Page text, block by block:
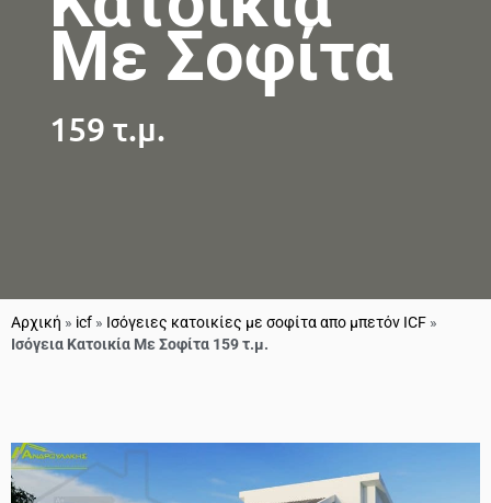
Με Σοφίτα
159 τ.μ.
Αρχική » icf » Ισόγειες κατοικίες με σοφίτα απο μπετόν ICF »
Ισόγεια Κατοικία Με Σοφίτα 159 τ.μ.